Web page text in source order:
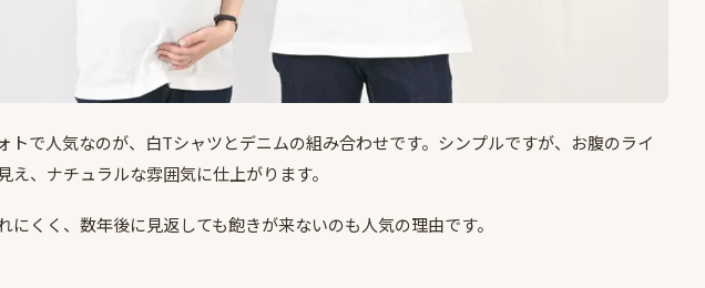
トで人気なのが、白Tシャツとデニムの組み合わせです。シンプルですが、お腹のライ
え、ナチュラルな雰囲気に仕上がります。
にくく、数年後に見返しても飽きが来ないのも人気の理由です。